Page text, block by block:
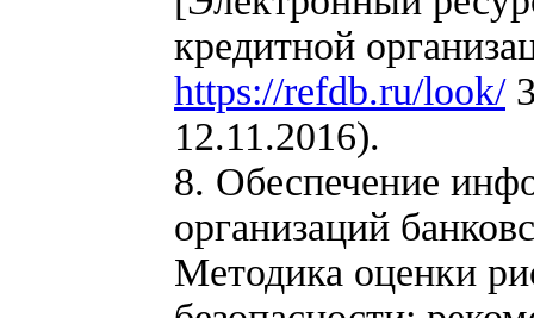
кредитной
https://refdb.ru/look/
12.11.2016).
8. Обеспечение
организаций
Методика оценки